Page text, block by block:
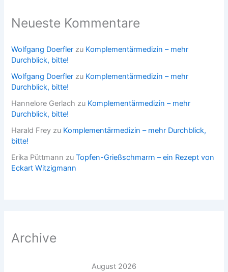
Neueste Kommentare
Wolfgang Doerfler zu Komplementärmedizin – mehr
Durchblick, bitte!
Wolfgang Doerfler zu Komplementärmedizin – mehr
Durchblick, bitte!
Hannelore Gerlach zu Komplementärmedizin – mehr
Durchblick, bitte!
Harald Frey zu Komplementärmedizin – mehr Durchblick,
bitte!
Erika Püttmann zuTopfen-Grießschmarrn – ein Rezept von
Eckart Witzigmann
Archive
August 2026